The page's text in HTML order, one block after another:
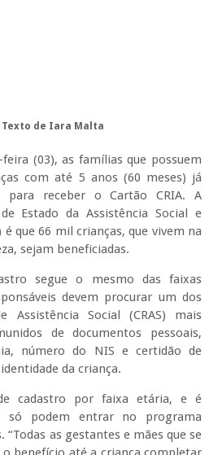
Texto de Iara Malta
(03), as famílias que possuem
com até 5 anos (60 meses) já
para receber o Cartão CRIA. A
Estado da Assistência Social e
é que 66 mil crianças, que vivem na
sejam beneficiadas.
segue o mesmo das faixas
devem procurar um dos
Assistência Social (CRAS) mais
de documentos pessoais,
número do NIS e certidão de
da criança.
cadastro por faixa etária, e é
só podem entrar no programa
“Todas as gestantes e mães que se